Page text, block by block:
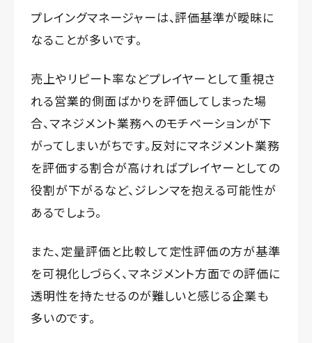
プレイングマネージャーは、評価基準が曖昧に
なることが多いです。
売上やリピート率などプレイヤーとして重視さ
れる営業的側面ばかりを評価してしまった場
合、マネジメント業務へのモチベーションが下
がってしまいがちです。反対にマネジメント業務
を評価する割合が高ければプレイヤーとしての
役割が下がるなど、ジレンマを抱える可能性が
あるでしょう。
また、定量評価と比較して定性評価の方が基準
を可視化しづらく、マネジメント方面での評価に
透明性を持たせるのが難しいと感じる企業も
多いのです。